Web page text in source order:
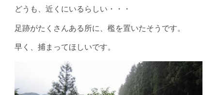
どうも、近くにいるらしい・・・
足跡がたくさんある所に、檻を置いたそうです。
早く、捕まってほしいです。